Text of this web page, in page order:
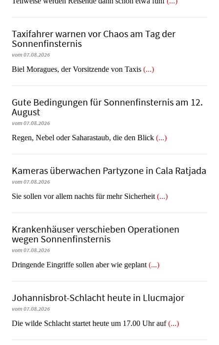
Taxifahrer warnen vor Chaos am Tag der
Sonnenfinsternis
vom 07.08.2026
​​​​​​​Biel Moragues, der Vorsitzende von Taxis (...)
Gute Bedingungen für Sonnenfinsternis am 12.
August
vom 07.08.2026
Regen, Nebel oder Saharastaub, die den Blick (...)
Kameras überwachen Partyzone in Cala Ratjada
vom 07.08.2026
Sie sollen vor allem nachts für mehr Sicherheit (...)
Krankenhäuser verschieben Operationen
wegen Sonnenfinsternis
vom 07.08.2026
Dringende Eingriffe sollen aber wie geplant (...)
Johannisbrot-Schlacht heute in Llucmajor
vom 07.08.2026
Die wilde Schlacht startet heute um 17.00 Uhr auf(...)